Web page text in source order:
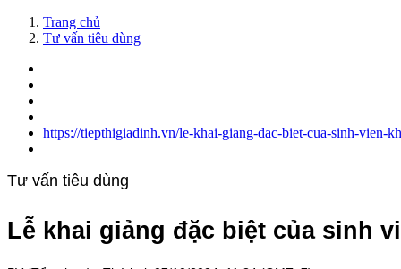
Trang chủ
Tư vấn tiêu dùng
https://tiepthigiadinh.vn/le-khai-giang-dac-biet-cua-sinh-vien-
Tư vấn tiêu dùng
Lễ khai giảng đặc biệt của sinh